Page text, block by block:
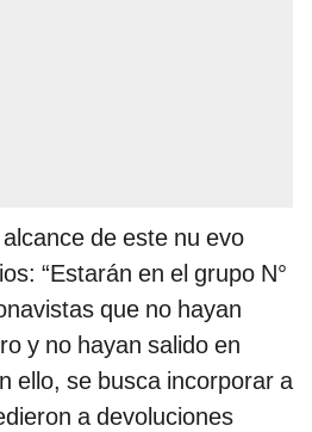
de este nu evo
“Estarán en el grupo N°
que no hayan
y no hayan salido en
ello, se busca incorporar a
a devoluciones